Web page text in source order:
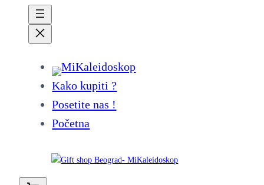
Kako kupiti ?
Posetite nas !
Početna